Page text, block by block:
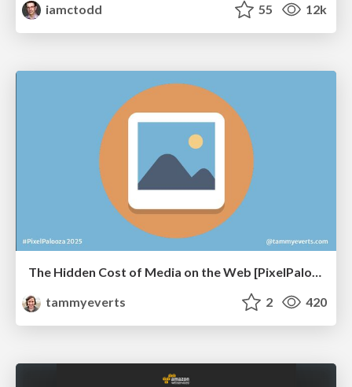
iamctodd
55 12k
The Hidden Cost of Media on the Web [PixelPalooza 2025]
tammyeverts
2 420